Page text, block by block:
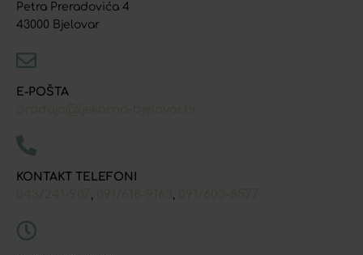
Petra Preradovića 4
43000 Bjelovar
E-POŠTA
KONTAKT TELEFONI
, ,